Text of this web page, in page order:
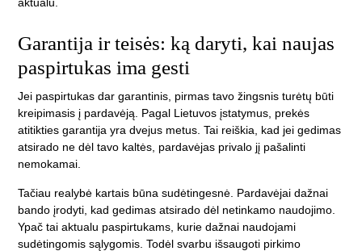
Garantija ir teisės: ką daryti, kai naujas
paspirtukas ima gesti
Jei paspirtukas dar garantinis, pirmas tavo žingsnis turėtų būti
kreipimasis į pardavėją. Pagal Lietuvos įstatymus, prekės
atitikties garantija yra dvejus metus. Tai reiškia, kad jei gedimas
atsirado ne dėl tavo kaltės, pardavėjas privalo jį pašalinti
nemokamai.
Tačiau realybė kartais būna sudėtingesnė. Pardavėjai dažnai
bando įrodyti, kad gedimas atsirado dėl netinkamo naudojimo.
Ypač tai aktualu paspirtukams, kurie dažnai naudojami
sudėtingomis sąlygomis. Todėl svarbu išsaugoti pirkimo